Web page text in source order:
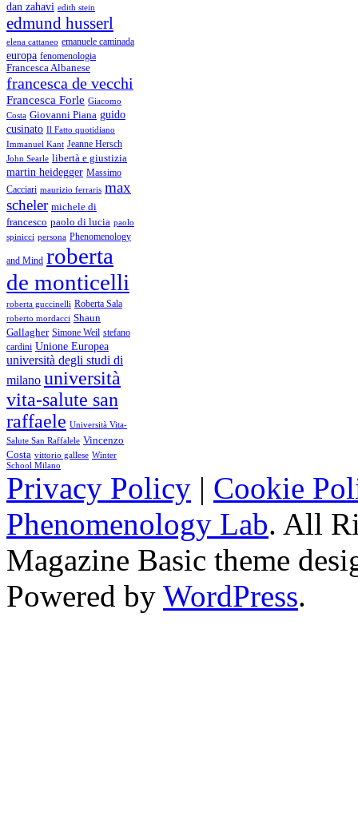
dan zahavi edith stein
edmund husserl
elena cattaneo emanuele caminada
europa fenomenologia
Francesca Albanese
francesca de vecchi
Francesca Forle Giacomo
Costa Giovanni Piana guido
cusinato Il Fatto quotidiano
Immanuel Kant Jeanne Hersch
John Searle libertà e giustizia
martin heidegger Massimo
Cacciari maurizio ferraris max
scheler michele di
francesco paolo di lucia paolo
spinicci persona Phenomenology
and Mind roberta
de monticelli
roberta guccinelli Roberta Sala
roberto mordacci Shaun
Gallagher Simone Weil stefano
cardini Unione Europea
università degli studi di
milano università
vita-salute san
raffaele Università Vita-
Salute San Raffalele Vincenzo
Costa vittorio gallese Winter
School Milano
Privacy Policy | Cookie
Phenomenology Lab. All
Magazine Basic theme
Powered by WordPress.